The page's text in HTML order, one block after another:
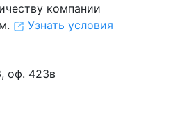
компании
Узнать условия
оф. 423в